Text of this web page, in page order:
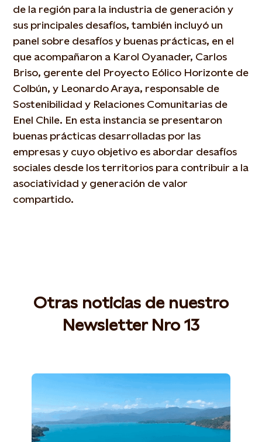
de la región para la industria de generación y
sus principales desafíos, también incluyó un
panel sobre desafíos y buenas prácticas, en el
que acompañaron a Karol Oyanader, Carlos
Briso, gerente del Proyecto Eólico Horizonte de
Colbún, y Leonardo Araya, responsable de
Sostenibilidad y Relaciones Comunitarias de
Enel Chile. En esta instancia se presentaron
buenas prácticas desarrolladas por las
empresas y cuyo objetivo es abordar desafíos
sociales desde los territorios para contribuir a la
asociatividad y generación de valor
compartido.
Otras noticias de nuestro
Newsletter Nro 13